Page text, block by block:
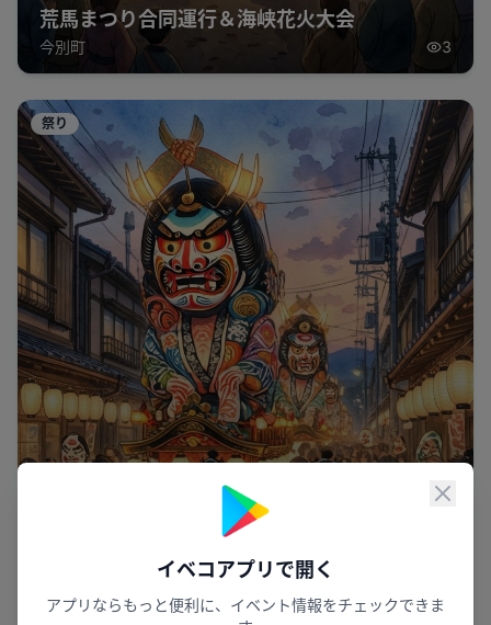
閉じ
イベコアプリで開く
アプリならもっと便利に、イベント情報をチェックできま
荒馬まつり合同運行＆海峡花火大会
今別町 3
祭り